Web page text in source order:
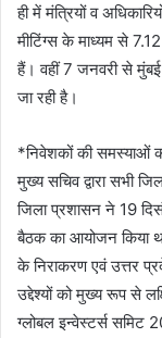
ही में मंत्रियों व
मीटिंग्स के माध्यम से
हैं। वहीं 7 जनवरी से
जा रही है।
*निवेशकों की समस्याओं
मुख्य सचिव द्वारा सभी
जिला प्रशासन ने 19
बैठक का आयोजन किया
के निराकरण एवं उत्तर
उद्देश्यों को मुख्य रूप से
ग्लोबल इन्वेस्टर्स समिट